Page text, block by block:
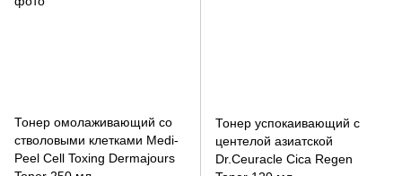
Тонер омолаживающий со
стволовыми клетками Medi-
Peel Cell Toxing Dermajours
Тонер успокаивающий с
центелой азиатской
Dr.Ceuracle Cica Regen